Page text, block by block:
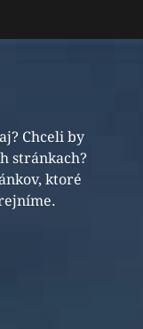
Chceli by
stránkach?
ktoré